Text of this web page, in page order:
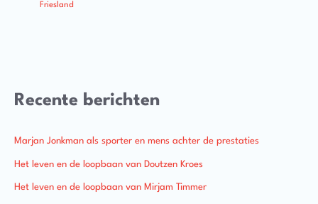
Friesland
Recente berichten
Marjan Jonkman als sporter en mens achter de prestaties
Het leven en de loopbaan van Doutzen Kroes
Het leven en de loopbaan van Mirjam Timmer